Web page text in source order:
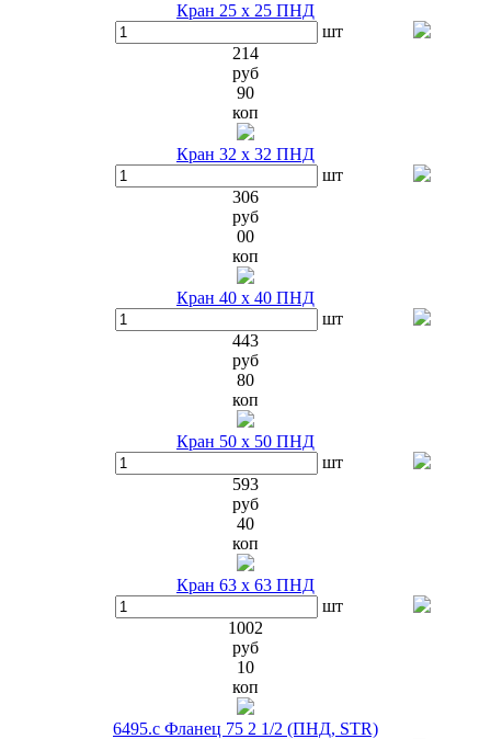
Кран 25 х 25 ПНД
шт
214
руб
90
коп
Кран 32 х 32 ПНД
шт
306
руб
00
коп
Кран 40 х 40 ПНД
шт
443
руб
80
коп
Кран 50 х 50 ПНД
шт
593
руб
40
коп
Кран 63 х 63 ПНД
шт
1002
руб
10
коп
6495.с Фланец 75 2 1/2 (ПНД, STR)